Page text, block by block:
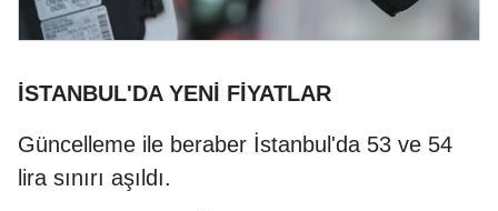
İSTANBUL'DA YENİ FİYATLAR
Güncelleme ile beraber İstanbul'da 53 ve 54
lira sınırı aşıldı.